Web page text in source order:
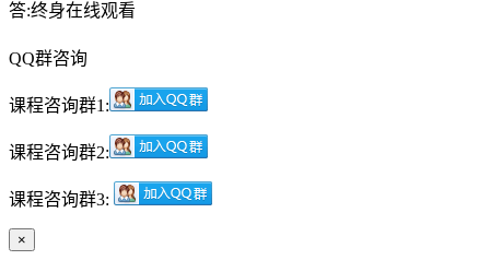
答:终身在线观看
QQ群咨询
课程咨询群1:
课程咨询群2:
课程咨询群3:
×